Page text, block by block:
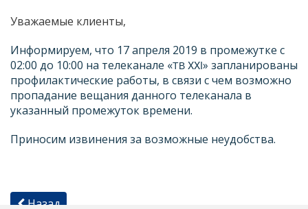
Уважаемые клиенты,
Информируем, что 17 апреля 2019 в промежутке с
02:00 до 10:00 на телеканале «ТВ XXI» запланированы
профилактические работы, в связи с чем возможно
пропадание вещания данного телеканала в
указанный промежуток времени.
Приносим извинения за возможные неудобства.
Назад